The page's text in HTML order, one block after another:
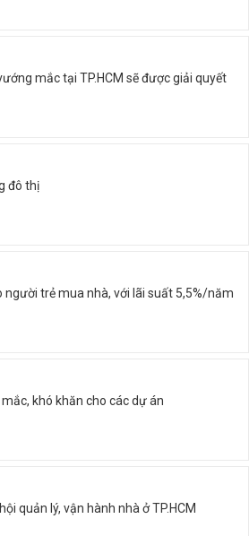
mắc tại TP.HCM sẽ được giải quyết
đô thị
người trẻ mua nhà, với lãi suất 5,5%/năm
khó khăn cho các dự án
quản lý, vận hành nhà ở TP.HCM